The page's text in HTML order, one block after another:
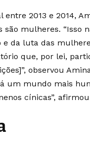
entre 2013 e 2014,
são mulheres. “Isso
da luta das
que, por lei,
observou
um mundo mais
cínicas”,